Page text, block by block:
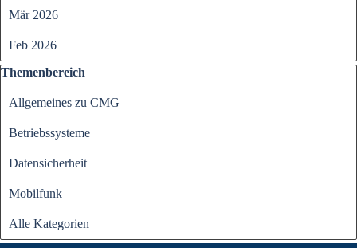
Mär 2026
Feb 2026
Block überspringen Themenbereich
Themenbereich
Allgemeines zu CMG
Betriebssysteme
Datensicherheit
Mobilfunk
Alle Kategorien